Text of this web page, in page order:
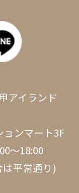
アイランド
ンマート3F
～18:00
平常通り)